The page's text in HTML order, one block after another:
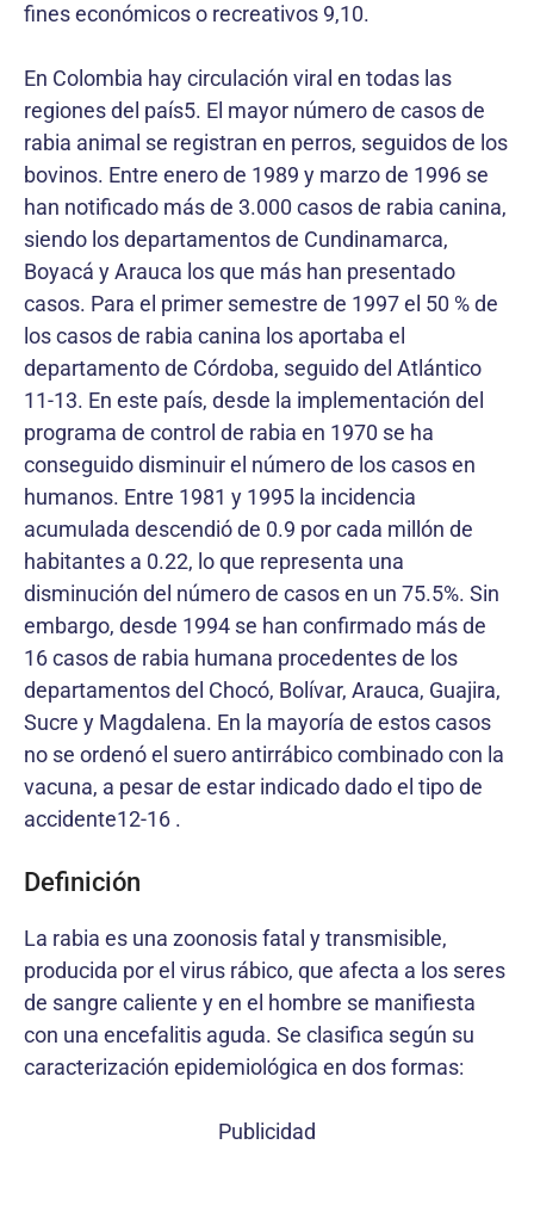
fines económicos o recreativos 9,10.
En Colombia hay circulación viral en todas las
regiones del país5. El mayor número de casos de
rabia animal se registran en perros, seguidos de los
bovinos. Entre enero de 1989 y marzo de 1996 se
han notificado más de 3.000 casos de rabia canina,
siendo los departamentos de Cundinamarca,
Boyacá y Arauca los que más han presentado
casos. Para el primer semestre de 1997 el 50 % de
los casos de rabia canina los aportaba el
departamento de Córdoba, seguido del Atlántico
11-13. En este país, desde la implementación del
programa de control de rabia en 1970 se ha
conseguido disminuir el número de los casos en
humanos. Entre 1981 y 1995 la incidencia
acumulada descendió de 0.9 por cada millón de
habitantes a 0.22, lo que representa una
disminución del número de casos en un 75.5%. Sin
embargo, desde 1994 se han confirmado más de
16 casos de rabia humana procedentes de los
departamentos del Chocó, Bolívar, Arauca, Guajira,
Sucre y Magdalena. En la mayoría de estos casos
no se ordenó el suero antirrábico combinado con la
vacuna, a pesar de estar indicado dado el tipo de
accidente12-16 .
Definición
La rabia es una zoonosis fatal y transmisible,
producida por el virus rábico, que afecta a los seres
de sangre caliente y en el hombre se manifiesta
con una encefalitis aguda. Se clasifica según su
caracterización epidemiológica en dos formas:
Publicidad